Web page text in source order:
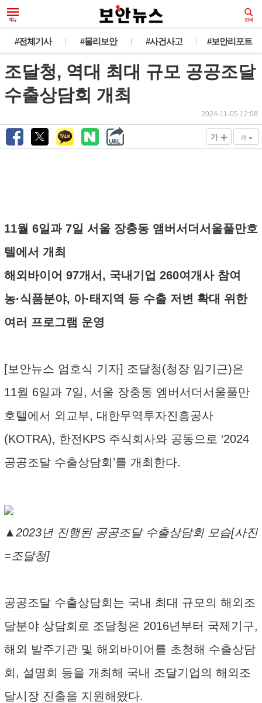
#전체기사 #물리보안 #사건사고 #보안리포트
조달청, 역대 최대 규모 공공조달
수출상담회 개최
2024-11-05 12:08
가 + 가 -
11월 6일과 7일 서울 장충동 앰버서더서울풀만호
텔에서 개최
해외바이어 97개서, 국내기업 260여개사 참여
농·식품분야, 아·태지역 등 수출 저변 확대 위한
여러 프로그램 운영
[보안뉴스 엄호식 기자] 조달청(청장 임기근)은
11월 6일과 7일, 서울 장충동 엠버서더서울풀만
호텔에서 외교부, 대한무역투자진흥공사
(KOTRA), 한전KPS 주식회사와 공동으로 ‘2024
공공조달 수출상담회’를 개최한다.
▲2023년 진행된 공공조달 수출상담회 모습[사진
=조달청]
공공조달 수출상담회는 국내 최대 규모의 해외조
달분야 상담회로 조달청은 2016년부터 국제기구,
해외 발주기관 및 해외바이어를 초청해 수출상담
회, 설명회 등을 개최해 국내 조달기업의 해외조
달시장 진출을 지원해왔다.